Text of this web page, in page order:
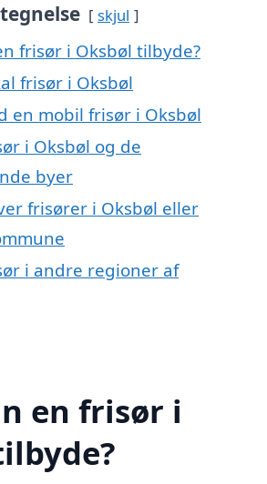
skjul
frisør i Oksbøl tilbyde?
frisør i Oksbøl
en mobil frisør i Oksbøl
i Oksbøl og de
byer
frisører i Oksbøl eller
i andre regioner af
en frisør i